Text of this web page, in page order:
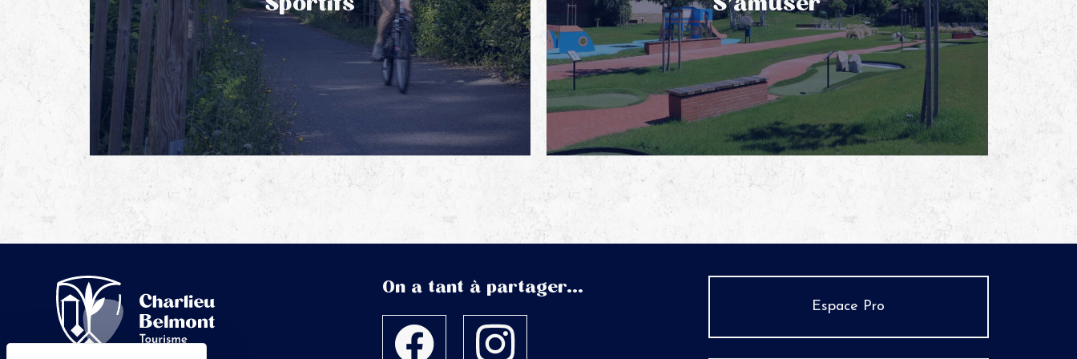
On a tant à partager...
Espace Pro